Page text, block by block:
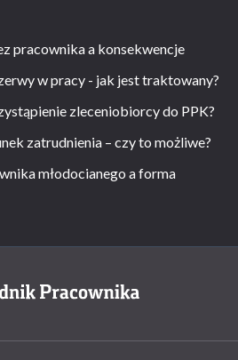
pracownika a konsekwencje
w pracy - jak jest traktowany?
zleceniobiorcy do PPK?
zatrudnienia – czy to możliwe?
młodocianego a forma